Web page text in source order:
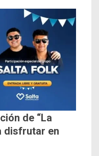
de “La
disfrutar en